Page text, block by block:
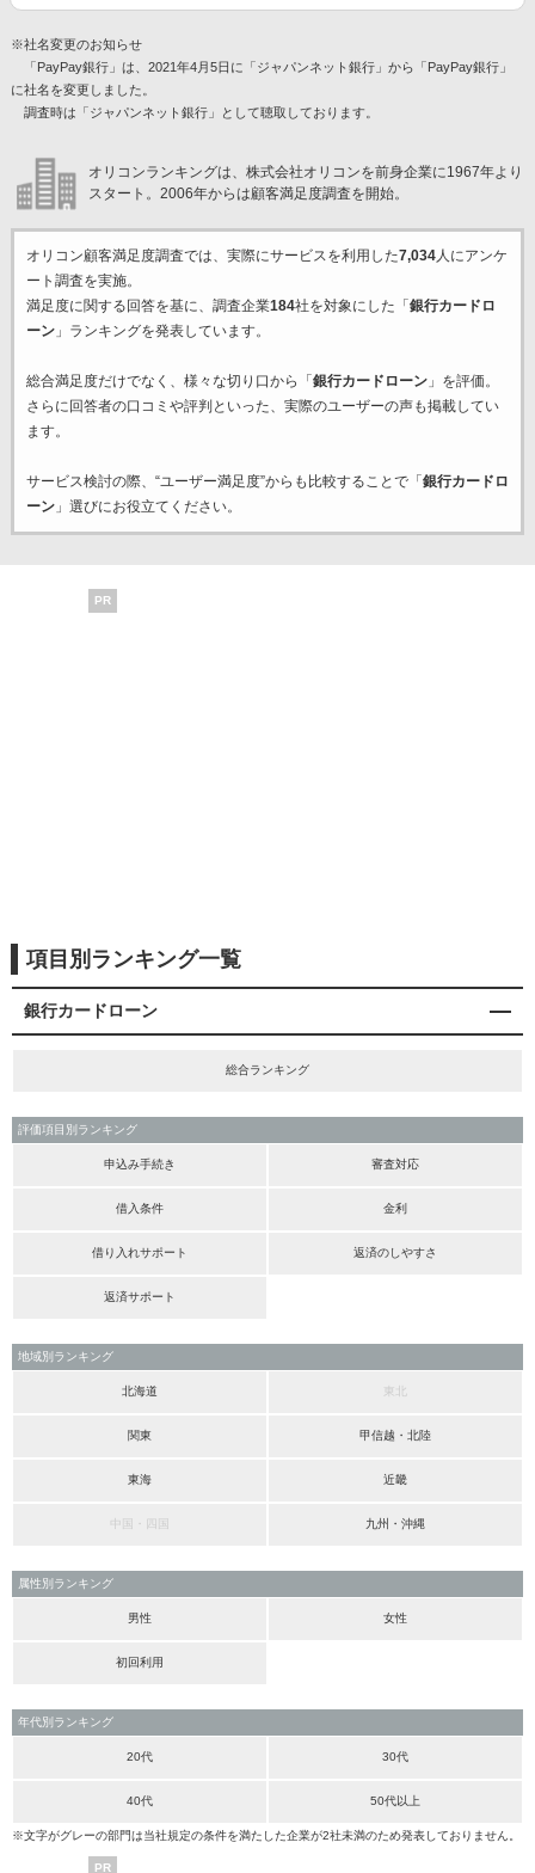
※社名変更のお知らせ
「PayPay銀行」は、2021年4月5日に「ジャパンネット銀行」から「PayPay銀行」
に社名を変更しました。
調査時は「ジャパンネット銀行」として聴取しております。
オリコンランキングは、株式会社オリコンを前身企業に1967年より
スタート。2006年からは顧客満足度調査を開始。
オリコン顧客満足度調査では、実際にサービスを利用した7,034人にアンケ
ート調査を実施。
満足度に関する回答を基に、調査企業184社を対象にした「 銀行カードロ
ーン」ランキングを発表しています。
総合満足度だけでなく、様々な切り口から「 銀行カードローン」を評価。
さらに回答者の口コミや評判といった、実際のユーザーの声も掲載してい
ます。
サービス検討の際、“ユーザー満足度”からも比較することで「 銀行カードロ
ーン」選びにお役立てください。
PR
項目別ランキング一覧
銀行カードローン
総合ランキング
評価項目別ランキング
申込み手続き 審査対応
借入条件 金利
借り入れサポート 返済のしやすさ
返済サポート
地域別ランキング
北海道 東北
関東 甲信越・北陸
東海 近畿
中国・四国 九州・沖縄
属性別ランキング
男性 女性
初回利用
年代別ランキング
20代 30代
40代 50代以上
※文字がグレーの部門は当社規定の条件を満たした企業が2社未満のため発表しておりません。
PR